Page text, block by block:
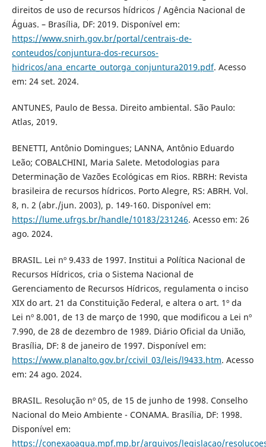
direitos de uso de recursos hídricos / Agência Nacional de
Águas. – Brasília, DF: 2019. Disponível em:
https://www.snirh.gov.br/portal/centrais-de-
conteudos/conjuntura-dos-recursos-
hidricos/ana_encarte_outorga_conjuntura2019.pdf. Acesso
em: 24 set. 2024.
ANTUNES, Paulo de Bessa. Direito ambiental. São Paulo:
Atlas, 2019.
BENETTI, Antônio Domingues; LANNA, Antônio Eduardo
Leão; COBALCHINI, Maria Salete. Metodologias para
Determinação de Vazões Ecológicas em Rios. RBRH: Revista
brasileira de recursos hídricos. Porto Alegre, RS: ABRH. Vol.
8, n. 2 (abr./jun. 2003), p. 149-160. Disponível em:
https://lume.ufrgs.br/handle/10183/231246. Acesso em: 26
ago. 2024.
BRASIL. Lei nº 9.433 de 1997. Institui a Política Nacional de
Recursos Hídricos, cria o Sistema Nacional de
Gerenciamento de Recursos Hídricos, regulamenta o inciso
XIX do art. 21 da Constituição Federal, e altera o art. 1º da
Lei nº 8.001, de 13 de março de 1990, que modificou a Lei nº
7.990, de 28 de dezembro de 1989. Diário Oficial da União,
Brasília, DF: 8 de janeiro de 1997. Disponível em:
https://www.planalto.gov.br/ccivil_03/leis/l9433.htm. Acesso
em: 24 ago. 2024.
BRASIL. Resolução nº 05, de 15 de junho de 1998. Conselho
Nacional do Meio Ambiente - CONAMA. Brasília, DF: 1998.
Disponível em:
https://conexaoagua.mpf.mp.br/arquivos/legislacao/